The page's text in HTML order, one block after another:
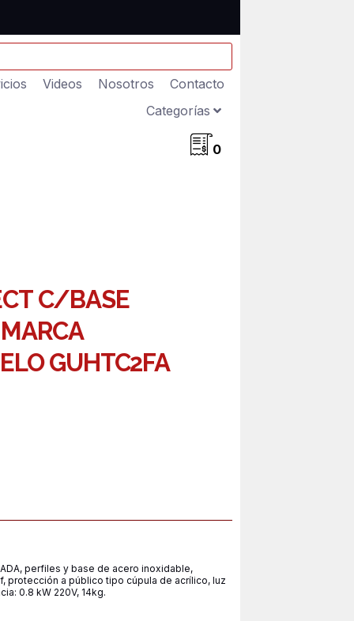
Videos Nosotros
Contacto
Categorías
0
C/BASE
GUHTC2FA
perfiles y base de acero inoxidable,
protección a público tipo cúpula de acrílico, luz
0.8 kW 220V, 14kg.